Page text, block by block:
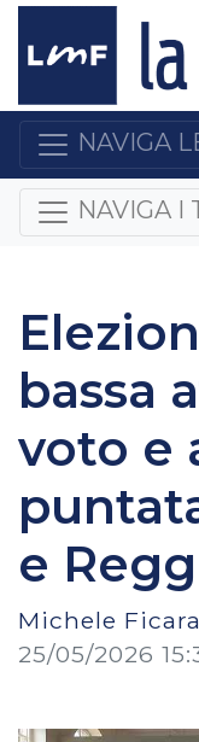
NAVIGA
NAVIGA I
bassa
voto e
e
Michele
25/05/2026